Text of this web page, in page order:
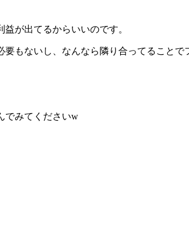
が出てるからいいのです。
もないし、なんなら隣り合ってること
でみてくださいw